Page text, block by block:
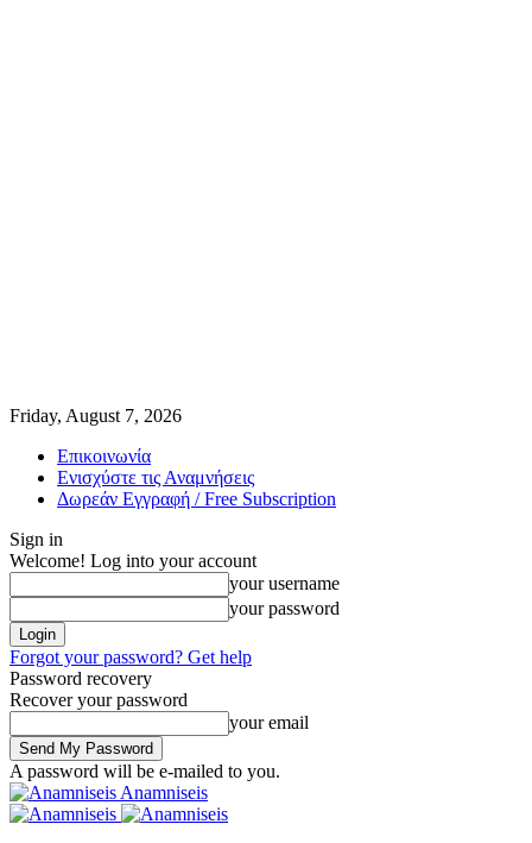
Friday, August 7, 2026
Επικοινωνία
Ενισχύστε τις Αναμνήσεις
Δωρεάν Εγγραφή / Free Subscription
Sign in
Welcome! Log into your account
your username
your password
Forgot your password? Get help
Password recovery
Recover your password
your email
A password will be e-mailed to you.
Anamniseis